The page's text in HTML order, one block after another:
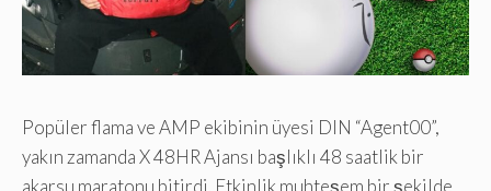
Popüler flama ve AMP ekibinin üyesi DIN “Agent00”,
yakın zamanda X 48HR Ajansı başlıklı 48 saatlik bir
akarsu maratonu bitirdi. Etkinlik muhteşem bir şekilde